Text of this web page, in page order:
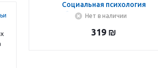
Социальная психология
образования. Практикум
Нет в наличии
319 ₪